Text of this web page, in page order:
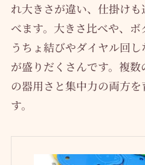
れ大きさが違い、仕掛け
べます。大きさ比べや、ボ
うちょ結びやダイヤル回
が盛りだくさんです。複
の器用さと集中力の両方
す。